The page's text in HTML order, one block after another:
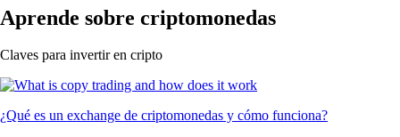
Aprende sobre criptomonedas
Claves para invertir en cripto
¿Qué es un exchange de criptomonedas y cómo funciona?